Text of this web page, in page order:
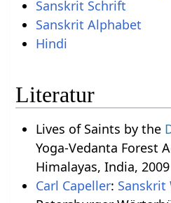
Sanskrit Schrift
Sanskrit Alphabet
Hindi
Literatur
Lives of Saints by the
Yoga-Vedanta Forest
Himalayas, India, 2009
Carl Capeller: Sanskrit